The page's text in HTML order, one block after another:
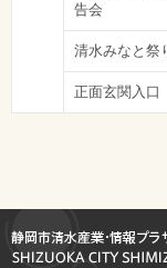
告会
清水みなと祭
正面玄関入口